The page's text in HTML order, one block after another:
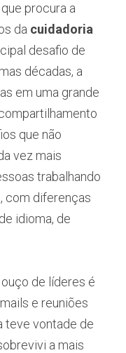
procura a
da cuidadoria
desafio de
décadas, a
em uma grande
que não
vez mais
trabalhando
com diferenças
idioma, de
de líderes é
e reuniões
teve vontade de
a mais